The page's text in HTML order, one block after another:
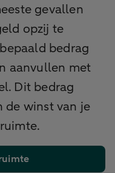
gevallen
opzij te
bedrag
aanvullen met
Dit bedrag
de winst van je